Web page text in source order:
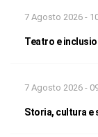
7 Agosto 2026 -
Teatro e
7 Agosto 2026 -
Storia, cultura e